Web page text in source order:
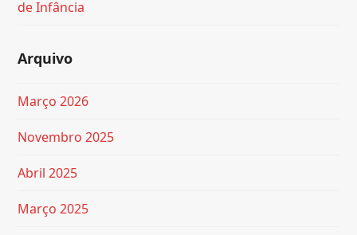
de Infância
Arquivo
Março 2026
Novembro 2025
Abril 2025
Março 2025